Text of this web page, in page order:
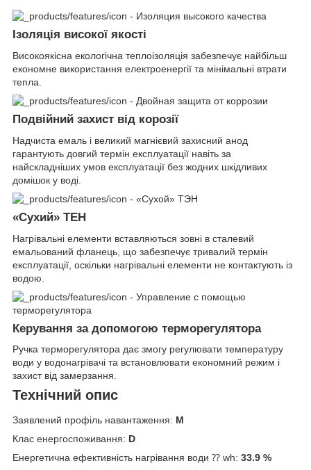
Ізоляція високої якості
Високоякісна екологічна теплоізоляція забезпечує найбільш
економне використання електроенергії та мінімальні втрати
тепла.
Подвійний захист від корозії
Надчиста емаль і великий магнієвий захисний анод
гарантують довгий термін експлуатації навіть за
найскладніших умов експлуатації без жодних шкідливих
домішок у воді.
«Сухий» ТЕН
Нагрівальні елементи вставляються зовні в сталевий
емальований фланець, що забезпечує тривалий термін
експлуатації, оскільки нагрівальні елементи не контактують із
водою.
Керування за допомогою терморегулятора
Ручка терморегулятора дає змогу регулювати температуру
води у водонагрівачі та встановлювати економний режим і
захист від замерзання.
Технічний опис
Заявлений профіль навантаження: M
Клас енергоспоживання: D
Енергетична ефективність нагрівання води ⁇ wh: 33.9 %